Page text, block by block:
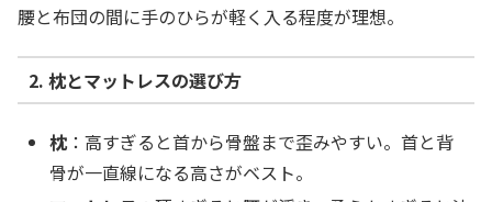
腰と布団の間に手のひらが軽く入る程度が理想。
2. 枕とマットレスの選び方
枕 ：高すぎると首から骨盤まで歪みやすい。首と背
骨が一直線になる高さがベスト。